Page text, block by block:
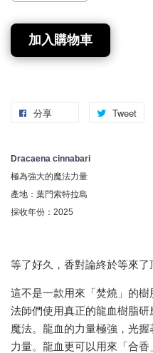
加入購物車
分享 Tweet
Dracaena cinnabari
極為強大的魔法力量
產地：葉門索特拉島
採收年份：2025
等了好久，香對論終於等來了
這不是一款用來「焚燒」的
法師們使用真正的龍血樹脂
魔法。龍血的力量極強，光
力量。龍血更可以用來「合